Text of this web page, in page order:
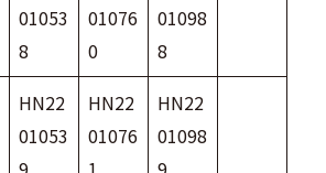
01053
8
01076
0
01098
8
HN22
01053
HN22
01076
HN22
01098